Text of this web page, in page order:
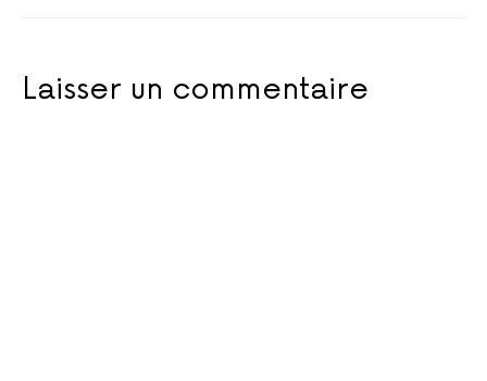
Laisser un commentaire